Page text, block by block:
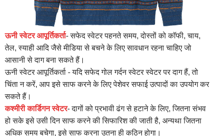
ऊनी स्वेटर आपूर्तिकर्ता- सफेद स्वेटर पहनते समय, दोस्तों को कॉफी, चाय,
तेल, स्याही आदि जैसे मीडिया से बचने के लिए सावधान रहना चाहिए जो
आसानी से दाग बना सकते हैं।
ऊनी स्वेटर आपूर्तिकर्ता - यदि सफेद गोल गर्दन स्वेटर स्वेटर पर दाग हैं, तो
चिंता न करें, आप इसे साफ करने के लिए पेशेवर सफाई उत्पादों का उपयोग कर
सकते हैं।
कश्मीरी कार्डिगन स्वेटर- दागों को प्रभावी ढंग से हटाने के लिए, जितना संभव
हो सके इसे उसी दिन साफ ​​करने की सिफारिश की जाती है, अन्यथा जितना
अधिक समय बचेगा, इसे साफ करना उतना ही कठिन होगा।